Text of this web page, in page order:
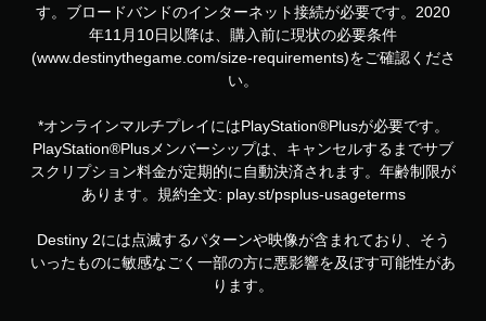
ゲ
ー
ム
を
イ
で
き
ま
す
タ
す。ブロードバンドのインターネット接続が必要です。2020
年11月10日以降は、購入前に現状の必要条件
(www.destinythegame.com/size-requirements)をご確認くださ
い。
*オンラインマルチプレイにはPlayStation®Plusが必要です。
PlayStation®Plusメンバーシップは、キャンセルするまでサブ
スクリプション料金が定期的に自動決済されます。年齢制限が
あります。規約全文: play.st/psplus-usageterms
Destiny 2には点滅するパターンや映像が含まれており、そう
いったものに敏感なごく一部の方に悪影響を及ぼす可能性があ
ります。